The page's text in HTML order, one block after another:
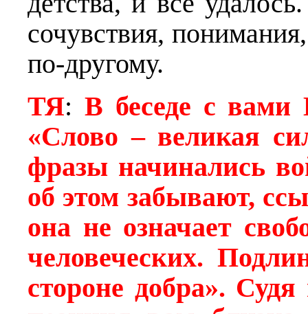
сочувствия,
по-другому.
ТЯ: В беседе с вами
«Слово – великая
фразы начинались
об этом забывают,
она не означает
человеческих.
стороне добра».